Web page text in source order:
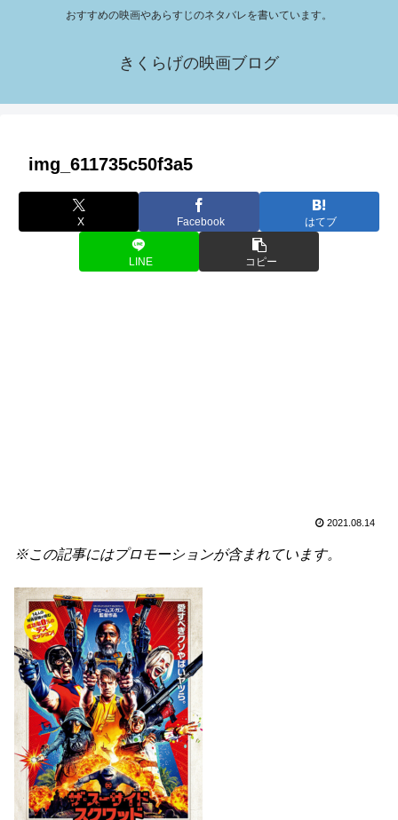
おすすめの映画やあらすじのネタバレを書いています。
きくらげの映画ブログ
img_611735c50f3a5
X Facebook はてブ
LINE コピー
2021.08.14
※この記事にはプロモーションが含まれています。